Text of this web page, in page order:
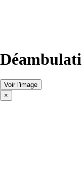
Voir l'image
×